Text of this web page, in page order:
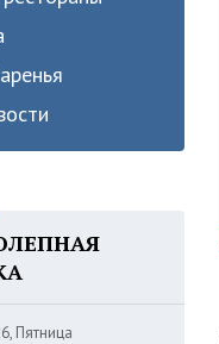
Пятница